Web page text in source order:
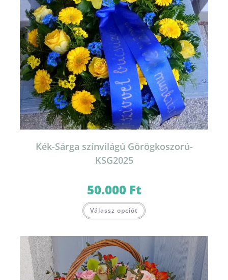
Kék-Sárga színvilágú Görögkoszorú-
KSG2025
50.000 Ft
Válassz opciót